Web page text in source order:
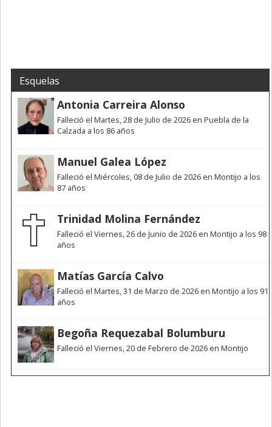
Esquelas
Antonia Carreira Alonso
Falleció el Martes, 28 de Julio de 2026 en Puebla de la
Calzada a los 86 años
Manuel Galea López
Falleció el Miércoles, 08 de Julio de 2026 en Montijo a los
87 años
Trinidad Molina Fernández
Falleció el Viernes, 26 de Junio de 2026 en Montijo a los 98
años
Matías García Calvo
Falleció el Martes, 31 de Marzo de 2026 en Montijo a los 91
años
Begoña Requezabal Bolumburu
Falleció el Viernes, 20 de Febrero de 2026 en Montijo